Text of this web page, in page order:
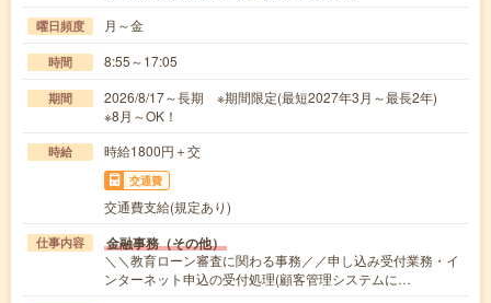
曜日頻度 月～金
時間 8:55～17:05
期間
2026/8/17～長期 ※期間限定(最短2027年3月～最長2年)
※8月～OK！
時給 時給1800円＋交
交通費
交通費支給(規定あり)
仕事内容 金融事務（その他）
＼＼教育ローン審査に関わる事務／／申し込み受付業務・イ
ンターネット申込の受付処理(顧客管理システムに…